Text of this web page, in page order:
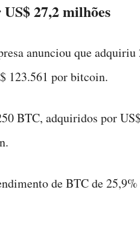
27,2 milhões
anunciou que
123.561 por bitcoin.
BTC, adquiridos por
de BTC de